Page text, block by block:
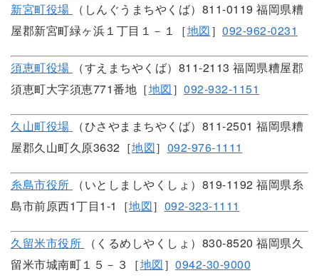
新宮町役場
（しんぐうまちやくば）811-0119 福岡県糟
屋郡新宮町緑ヶ浜１丁目１－１［地図］ 092-962-0231
須恵町役場
（すえまちやくば）811-2113 福岡県糟屋郡
須恵町大字須恵771番地［地図］ 092-932-1151
久山町役場
（ひさやままちやくば）811-2501 福岡県糟
屋郡久山町久原3632［地図］ 092-976-1111
糸島市役所
（いとしましやくしょ）819-1192 福岡県糸
島市前原西1丁目1-1［地図］ 092-323-1111
久留米市役所
（くるめしやくしょ）830-8520 福岡県久
留米市城南町１５－３［地図］ 0942-30-9000